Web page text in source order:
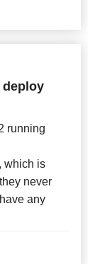
deploy
running
which is
never
any